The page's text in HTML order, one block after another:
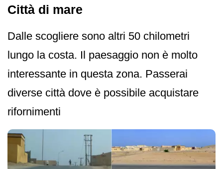
Città di mare
Dalle scogliere sono altri 50 chilometri
lungo la costa. Il paesaggio non è molto
interessante in questa zona. Passerai
diverse città dove è possibile acquistare
rifornimenti